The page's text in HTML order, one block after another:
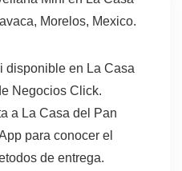
Morelos, Mexico.
disponible en La Casa
Negocios Click.
a La Casa del Pan
para conocer el
de entrega.